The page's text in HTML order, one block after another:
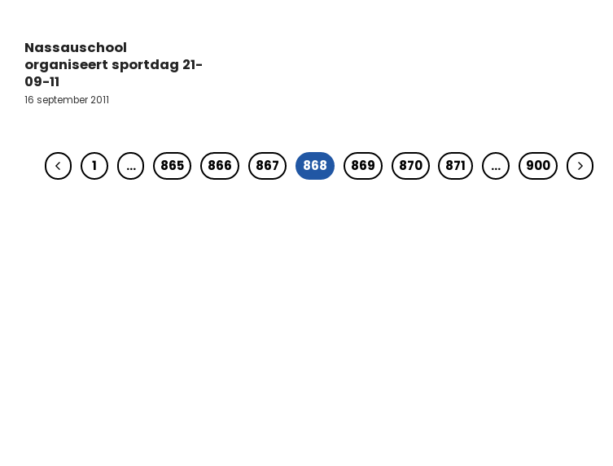
Nassauschool
organiseert sportdag 21-
09-11
16 september 2011
1 … 865 866 867 868 869 870 871 … 900